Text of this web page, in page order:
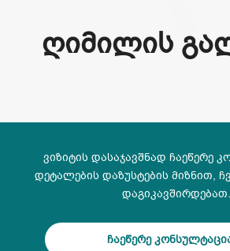
ᲦᲘᲛᲘᲚᲘᲡ
ვიზიტის დასაჯავშნად ჩაეწერე
დეტალების დაზუსტების მიზნით,
დაგიკავშირდებათ.
ჩაეწერე